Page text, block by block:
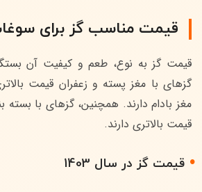
قیمت مناسب گز برای سوغات
قیمت گز به نوع، طعم و کیفیت آن
گزهای با مغز پسته و زعفران قیمت
مغز بادام دارند. همچنین، گزهای با
قیمت بالاتری دارند.
قیمت گز در سال 1403